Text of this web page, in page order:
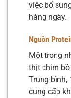
việc bổ
hàng ngày.
Nguồn
Một trong
thịt chim
Trung bình,
cung cấp